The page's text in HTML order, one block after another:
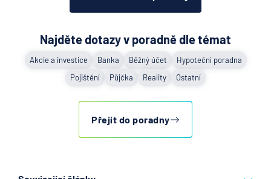
Najděte dotazy v poradně dle témat
Akcie a investice Banka Běžný účet
Hypoteční poradna
Pojištění
Půjčka Reality Ostatní
Přejít do poradny